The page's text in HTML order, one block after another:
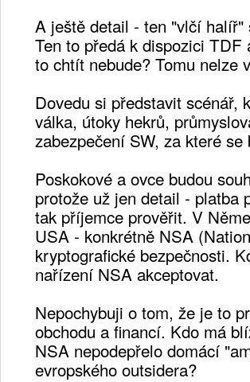
A ještě detail - ten "vlčí
Ten to předá k dispozici
to chtít nebude? Tomu nelze
Dovedu si představit scénář,
válka, útoky hekrů,
zabezpečení SW, za které
Poskokové a ovce budou
protože už jen detail - platba
tak příjemce prověřit. V
USA - konkrétně NSA
kryptografické bezpečnosti.
nařízení NSA akceptovat.
Nepochybuji o tom, že je to
obchodu a financí. Kdo má
NSA nepodepřelo domácí
evropského outsidera?